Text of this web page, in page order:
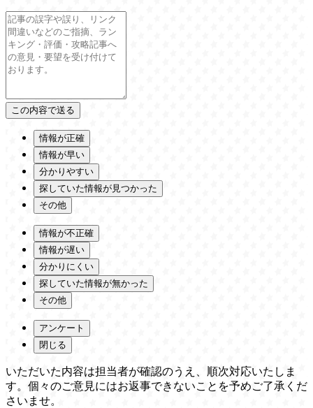
情報が正確
情報が早い
分かりやすい
探していた情報が見つかった
その他
情報が不正確
情報が遅い
分かりにくい
探していた情報が無かった
その他
アンケート
閉じる
いただいた内容は担当者が確認のうえ、順次対応いたしま
す。個々のご意見にはお返事できないことを予めご了承くだ
さいませ。